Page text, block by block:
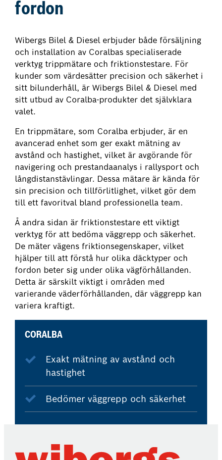
fordon
Wibergs Bilel & Diesel erbjuder både försäljning
och installation av Coralbas specialiserade
verktyg trippmätare och friktionstestare. För
kunder som värdesätter precision och säkerhet i
sitt bilunderhåll, är Wibergs Bilel & Diesel med
sitt utbud av Coralba-produkter det självklara
valet.
En trippmätare, som Coralba erbjuder, är en
avancerad enhet som ger exakt mätning av
avstånd och hastighet, vilket är avgörande för
navigering och prestandaanalys i rallysport och
långdistanstävlingar. Dessa mätare är kända för
sin precision och tillförlitlighet, vilket gör dem
till ett favoritval bland professionella team.
Å andra sidan är friktionstestare ett viktigt
verktyg för att bedöma väggrepp och säkerhet.
De mäter vägens friktionsegenskaper, vilket
hjälper till att förstå hur olika däcktyper och
fordon beter sig under olika vägförhållanden.
Detta är särskilt viktigt i områden med
varierande väderförhållanden, där väggrepp kan
variera kraftigt.
CORALBA
Exakt mätning av avstånd och
hastighet
Bedömer väggrepp och säkerhet